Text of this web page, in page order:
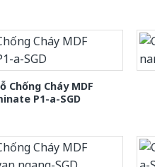
Chống Cháy MDF
P1-a-SGD